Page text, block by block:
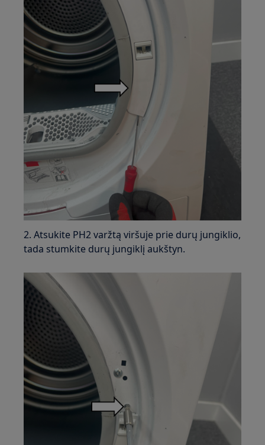
2. Atsukite PH2 varžtą viršuje prie durų jungiklio,
tada stumkite durų jungiklį aukštyn.